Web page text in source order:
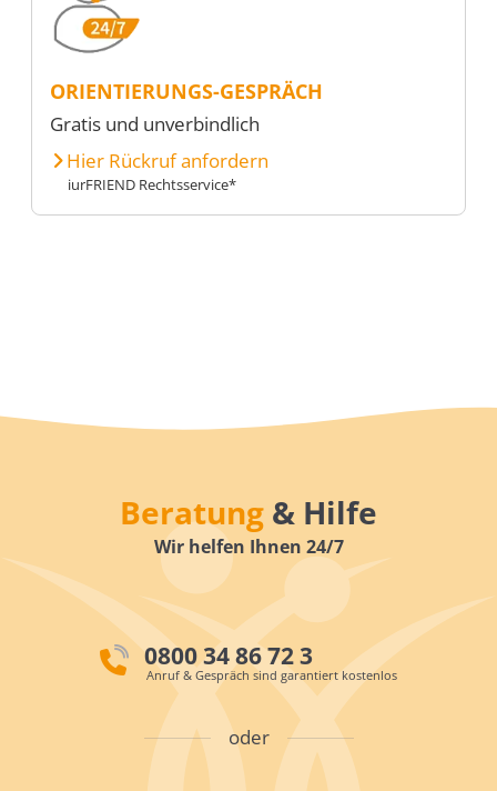
ORIENTIERUNGS-GESPRÄCH
Gratis und unverbindlich
Hier Rückruf anfordern
iurFRIEND Rechtsservice*
Beratung & Hilfe
Wir helfen Ihnen 24/7
0800 34 86 72 3
Anruf & Gespräch sind garantiert kostenlos
oder